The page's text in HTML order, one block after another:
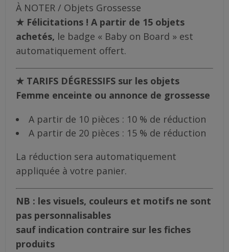
À NOTER / Objets Grossesse
★ Félicitations ! A partir de 15 objets
achetés, le badge « Baby on Board » est
automatiquement offert.
★ TARIFS DÉGRESSIFS sur les objets
Femme enceinte ou annonce de grossesse
A partir de 10 pièces : 10 % de réduction
A partir de 20 pièces : 15 % de réduction
La réduction sera automatiquement
appliquée à votre panier.
NB : les visuels, couleurs et motifs ne sont
pas personnalisables
sauf indication contraire sur les fiches
produits